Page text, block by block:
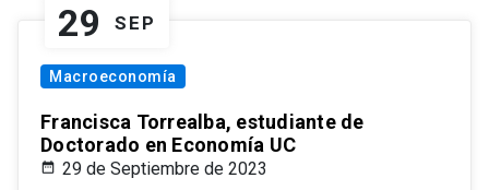
29 SEP
Macroeconomía
Francisca Torrealba, estudiante de
Doctorado en Economía UC
29 de Septiembre de 2023